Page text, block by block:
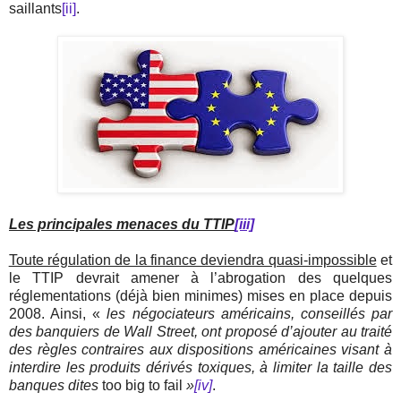
saillants[ii].
Les principales menaces du TTIP[iii]
Toute régulation de la finance deviendra quasi-impossibleet
le TTIP devrait amener à l’abrogation des quelques
réglementations (déjà bien minimes) mises en place depuis
2008. Ainsi, «les négociateurs américains, conseillés par
des banquiers de Wall Street, ont proposé d’ajouter au traité
des règles contraires aux dispositions américaines visant à
interdire les produits dérivés toxiques, à limiter la taille des
banques dites too big to fail »[iv].